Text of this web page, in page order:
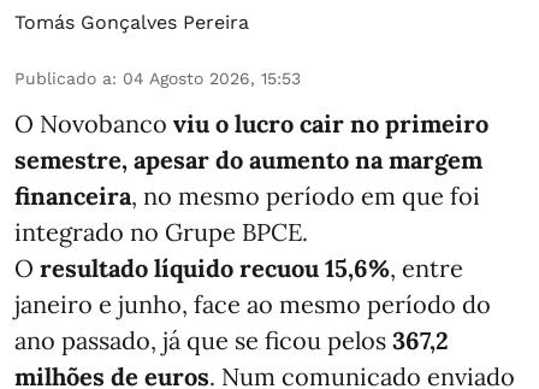
Tomás Gonçalves Pereira
Publicado a: 04 Agosto 2026, 15:53
O Novobanco viu o lucro cair no primeiro
semestre, apesar do aumento na margem
financeira, no mesmo período em que foi
integrado no Grupe BPCE.
O resultado líquido recuou 15,6%, entre
janeiro e junho, face ao mesmo período do
ano passado, já que se ficou pelos 367,2
milhões de euros. Num comunicado enviado